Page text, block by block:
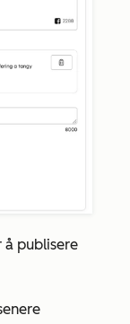
publisere